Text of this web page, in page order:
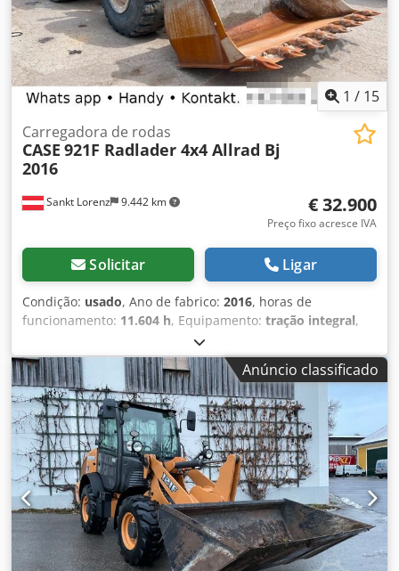
1 / 15
Sankt Lorenz 9.442 km
Carregadora de rodas
CASE 921F Radlader 4x4 Allrad Bj
2016
€ 32.900
Preço fixo acresce IVA
Solicitar Ligar
Condição: usado, Ano de fabrico: 2016, horas de
funcionamento: 11.604 h, Equipamento: tração integral,
ligar Dedpfskq Amfox Aixjkr (Contato · Telefone · Telemóvel
· WhatsApp) * Case 921F pá carregadora 4x4 tração total *
Aquecimento / Ar condicionado * Ano de fabrico: 2016 * Nº
de chassis: FNH921F1NGHE12139 * Kw: 190 * Peso próprio:
19.680 kg * Peso bruto: 21.600 kg * Horas: 11.604 * 3
unidades disponíveis * Preço sob consulta * Todas as
informações sem garantia
Anúncio classificado